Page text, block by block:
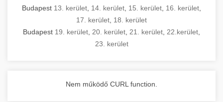
Budapest 13. kerület 14. kerület 15. kerület 16. kerület
17. kerület 18. kerület
Budapest 19. kerület 20. kerület 21. kerület 22.kerület
23. kerület
Nem működő CURL function.